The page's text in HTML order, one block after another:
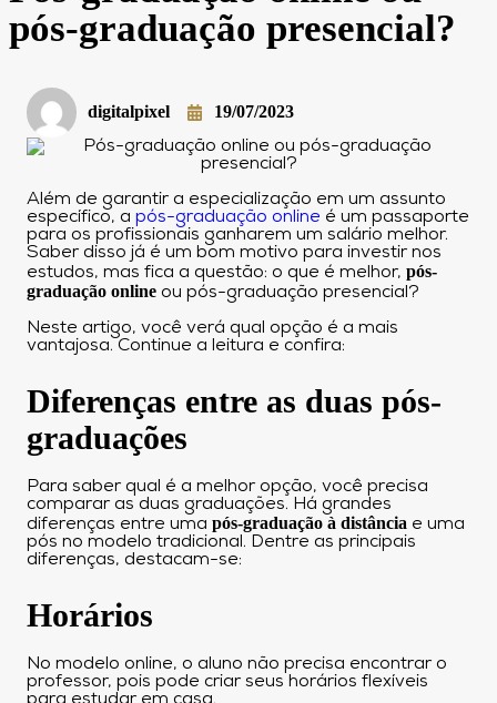
pós-graduação presencial?
digitalpixel 19/07/2023
Além de garantir a especialização em um assunto
específico, a pós-graduação online é um passaporte
para os profissionais ganharem um salário melhor.
Saber disso já é um bom motivo para investir nos
estudos, mas fica a questão: o que é melhor, pós-
graduação online ou pós-graduação presencial?
Neste artigo, você verá qual opção é a mais
vantajosa. Continue a leitura e confira:
Diferenças entre as duas pós-
graduações
Para saber qual é a melhor opção, você precisa
comparar as duas graduações. Há grandes
diferenças entre uma pós-graduação à distância e uma
pós no modelo tradicional. Dentre as principais
diferenças, destacam-se:
Horários
No modelo online, o aluno não precisa encontrar o
professor, pois pode criar seus horários flexíveis
para estudar em casa.